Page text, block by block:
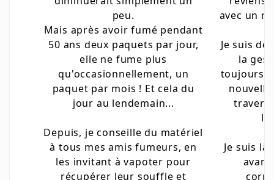
peu.
Mais après avoir fumé pendant
50 ans deux paquets par jour,
elle ne fume plus
qu'occasionnellement, un
paquet par mois ! Et cela du
jour au lendemain...
Depuis, je conseille du matériel
à tous mes amis fumeurs, en
les invitant à vapoter pour
récupérer leur souffle et
avec un
Je suis
la
toujours
travers
Je suis